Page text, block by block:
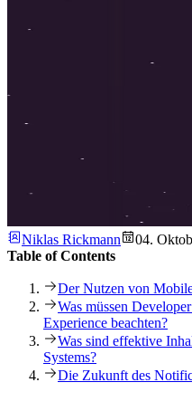
Niklas Rickmann 04.
Table of Contents
Der Nutzen von
Was müssen
Experience beachten?
Was sind effektive
Systems?
Die Zukunft des